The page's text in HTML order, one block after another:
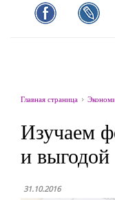
Главная страница
Изучаем
и выгодой
31.10.2016